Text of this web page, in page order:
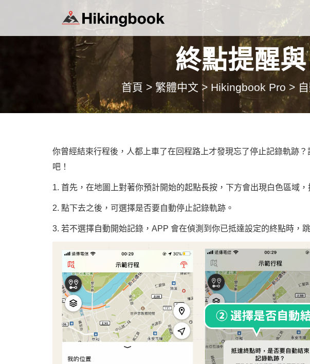
終點提醒
首頁 > 繁體中文 > Hikingbook Pro >
你曾經結束行程後，人都上車了在回程路上才發現忘了停止記錄軌跡
吧！
1. 首先，在地圖上對著你預計開始的起點長按，下方會出現白色區域
2. 點下去之後，可選擇是否要自動停止記錄軌跡。
3. 若不選擇自動開始記錄，APP 會在偵測到你已抵達設定的終點時，